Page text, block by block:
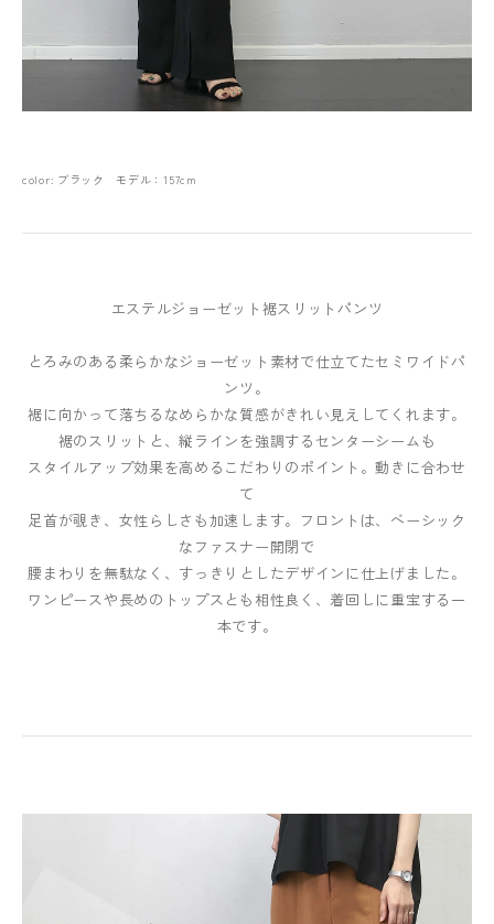
color: ブラック モデル：157cm
エステルジョーゼット裾スリットパンツ
とろみのある柔らかなジョーゼット素材で仕立てたセミワイドパ
ンツ。
裾に向かって落ちるなめらかな質感がきれい見えしてくれます。
裾のスリットと、縦ラインを強調するセンターシームも
スタイルアップ効果を高めるこだわりのポイント。動きに合わせ
て
足首が覗き、女性らしさも加速します。フロントは、ベーシック
なファスナー開閉で
腰まわりを無駄なく、すっきりとしたデザインに仕上げました。
ワンピースや長めのトップスとも相性良く、着回しに重宝する一
本です。